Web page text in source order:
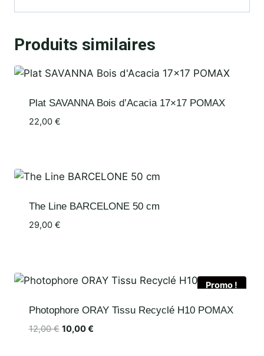
Produits similaires
Plat SAVANNA Bois d’Acacia 17×17 POMAX
22,00 €
The Line BARCELONE 50 cm
29,00 €
Promo !
Photophore ORAY Tissu Recyclé H10 POMAX
12,00€ 10,00€